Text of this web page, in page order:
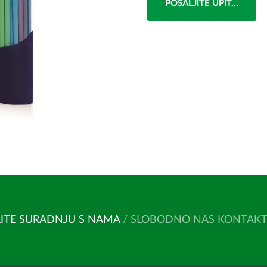
POŠALJITE UPIT...
SURADNJU S NAMA / SLOBODNO NAS